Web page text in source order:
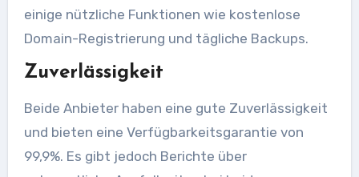
einige nützliche Funktionen wie kostenlose
Domain-Registrierung und tägliche Backups.
Zuverlässigkeit
Beide Anbieter haben eine gute Zuverlässigkeit
und bieten eine Verfügbarkeitsgarantie von
99,9%. Es gibt jedoch Berichte über